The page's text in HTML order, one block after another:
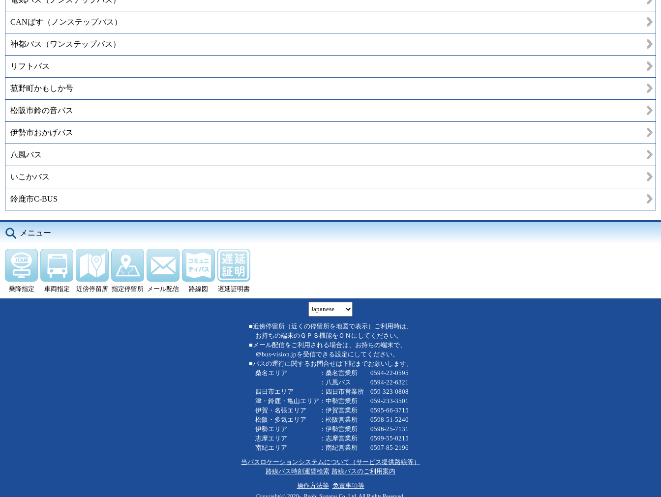
CANばす（ノンステップバス）
神都バス（ワンステップバス）
リフトバス
菰野町かもしか号
松阪市鈴の音バス
伊勢市おかげバス
八風バス
いこかバス
鈴鹿市C-BUS
メニュー
乗降指定 車両指定 近傍停留所 指定停留所 メール配信 路線図 遅延証明書
■近傍停留所（近くの停留所を地図で表示）ご利用時は、
お持ちの端末のＧＰＳ機能をＯＮにしてください。
■メール配信をご利用される場合は、お持ちの端末で、
＠bus-vision.jpを受信できる設定にしてください。
■バスの運行に関するお問合せは下記までお願いします。
桑名エリア ：桑名営業所 0594-22-0595
：八風バス 0594-22-6321
四日市エリア ：四日市営業所 059-323-0808
津・鈴鹿・亀山エリア：中勢営業所 059-233-3501
伊賀・名張エリア ：伊賀営業所 0595-66-3715
松阪・多気エリア ：松阪営業所 0598-51-5240
伊勢エリア ：伊勢営業所 0596-25-7131
志摩エリア ：志摩営業所 0599-55-0215
南紀エリア ：南紀営業所 0597-85-2196
当バスロケーションシステムについて（サービス提供路線等）
路線バス時刻運賃検索 路線バスのご利用案内
操作方法等 免責事項等